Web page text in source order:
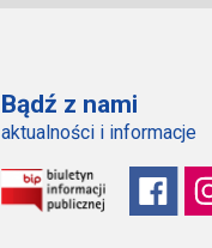
Bądź z nami
aktualności i informacje